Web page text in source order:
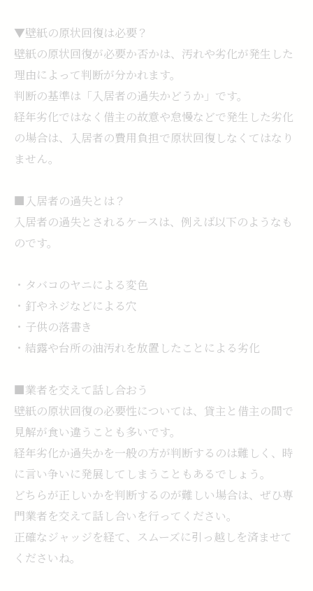
▼壁紙の原状回復は必要？
壁紙の原状回復が必要か否かは、汚れや劣化が発生した
理由によって判断が分かれます。
判断の基準は「入居者の過失かどうか」です。
経年劣化ではなく借主の故意や怠慢などで発生した劣化
の場合は、入居者の費用負担で原状回復しなくてはなり
ません。
■入居者の過失とは？
入居者の過失とされるケースは、例えば以下のようなも
のです。
・タバコのヤニによる変色
・釘やネジなどによる穴
・子供の落書き
・結露や台所の油汚れを放置したことによる劣化
■業者を交えて話し合おう
壁紙の原状回復の必要性については、貸主と借主の間で
見解が食い違うことも多いです。
経年劣化か過失かを一般の方が判断するのは難しく、時
に言い争いに発展してしまうこともあるでしょう。
どちらが正しいかを判断するのが難しい場合は、ぜひ専
門業者を交えて話し合いを行ってください。
正確なジャッジを経て、スムーズに引っ越しを済ませて
くださいね。